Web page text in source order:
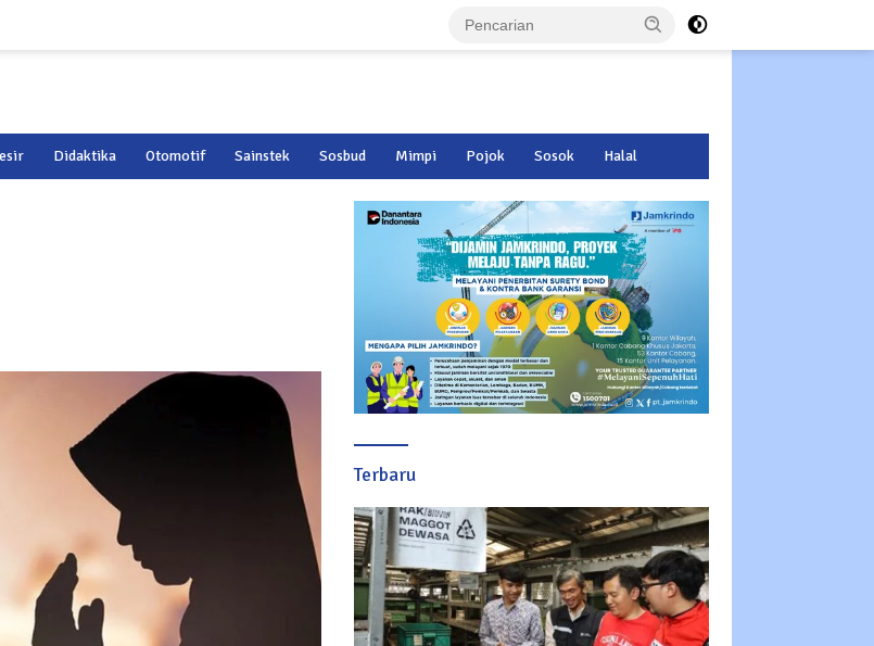
Didaktika Otomotif Sainstek Sosbud Mimpi Pojok Sosok Halal
Terbaru